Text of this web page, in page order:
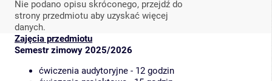
Nie podano opisu skróconego, przejdź do
strony przedmiotu aby uzyskać więcej
danych.
Zajęcia przedmiotu
Semestr zimowy 2025/2026
ćwiczenia audytoryjne - 12 godzin